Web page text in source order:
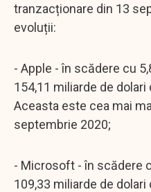
tranzacționare din 13
evoluții:
- Apple - în scădere cu
154,11 miliarde de dolari
Aceasta este cea mai
septembrie 2020;
- Microsoft - în scădere
109,33 miliarde de